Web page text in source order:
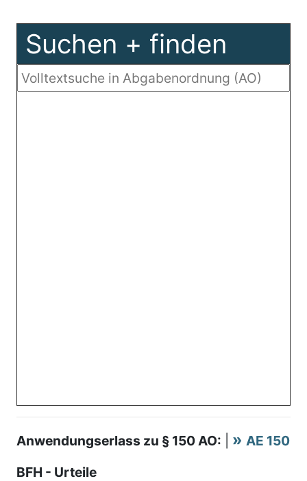
Suchen + finden
Anwendungserlass zu § 150 AO:
AE 150
BFH - Urteile